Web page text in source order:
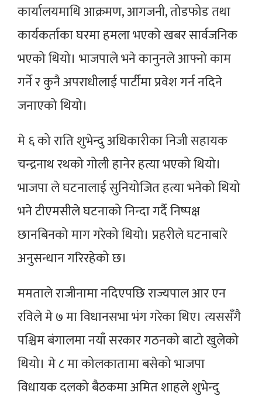
कार्यालयमाथि आक्रमण, आगजनी, तोडफोड तथा
कार्यकर्ताका घरमा हमला भएको खबर सार्वजनिक
भएको थियो। भाजपाले भने कानुनले आफ्नो काम
गर्ने र कुनै अपराधीलाई पार्टीमा प्रवेश गर्न नदिने
जनाएको थियो।
मे ६ को राति शुभेन्दु अधिकारीका निजी सहायक
चन्द्रनाथ रथको गोली हानेर हत्या भएको थियो।
भाजपा ले घटनालाई सुनियोजित हत्या भनेको थियो
भने टीएमसीले घटनाको निन्दा गर्दै निष्पक्ष
छानबिनको माग गरेको थियो। प्रहरीले घटनाबारे
अनुसन्धान गरिरहेको छ।
ममताले राजीनामा नदिएपछि राज्यपाल आर एन
रविले मे ७ मा विधानसभा भंग गरेका थिए। त्यससँगै
पश्चिम बंगालमा नयाँ सरकार गठनको बाटो खुलेको
थियो। मे ८ मा कोलकातामा बसेको भाजपा
विधायक दलको बैठकमा अमित शाहले शुभेन्दु